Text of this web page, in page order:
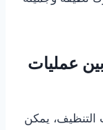
عمليات
التنظيف، يمكن